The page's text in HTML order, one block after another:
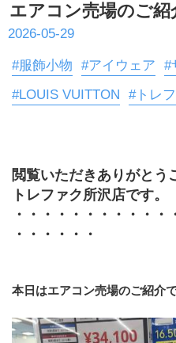
エアコン売場のご
2026-05-29
#服飾小物 #アイウェア
#
#LOUIS VUITTON
#トレ
閲覧いただきありがとう
トレファク所沢店です。
・・・・・・・・・・・
・・・・・・
本日はエアコン売場のご紹介